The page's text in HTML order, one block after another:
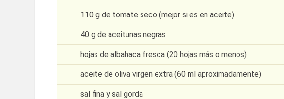
110 g de tomate seco (mejor si es en aceite)
40 g de aceitunas negras
hojas de albahaca fresca (20 hojas más o menos)
aceite de oliva virgen extra (60 ml aproximadamente)
sal fina y sal gorda